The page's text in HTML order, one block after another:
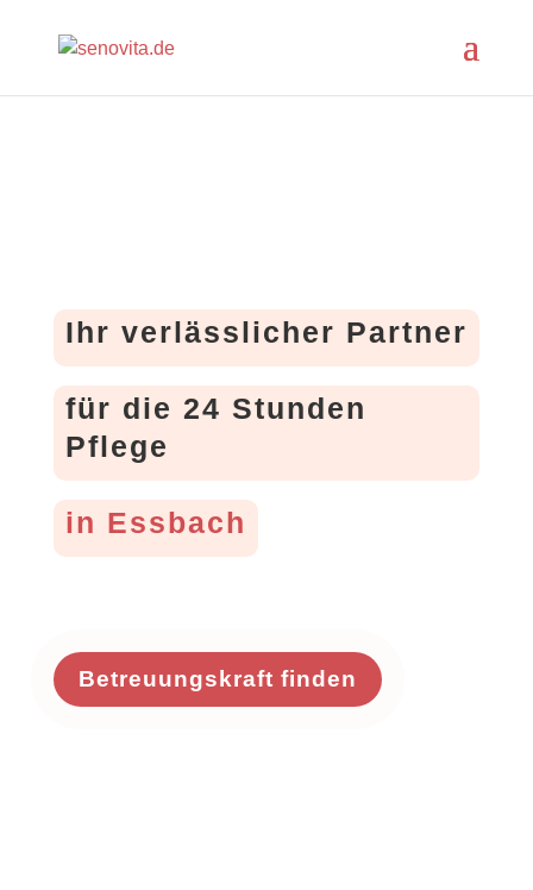
Ihr verlässlicher Partner
für die 24 Stunden
Pflege
in Essbach
Betreuungskraft finden